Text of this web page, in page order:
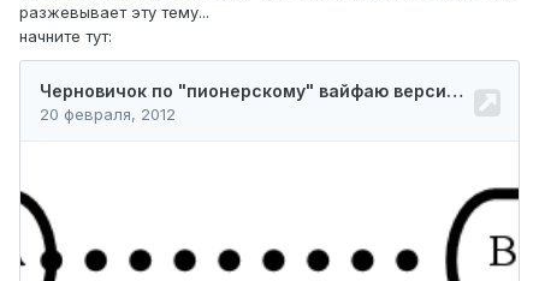
разжевывает эту тему...
начните тут: